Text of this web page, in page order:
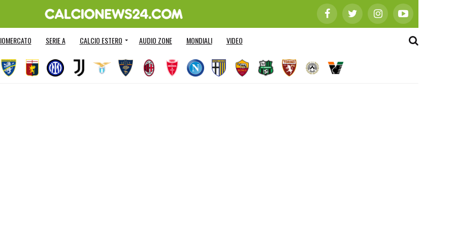
SERIE A CALCIO ESTERO AUDIO ZONE MONDIALI VIDEO